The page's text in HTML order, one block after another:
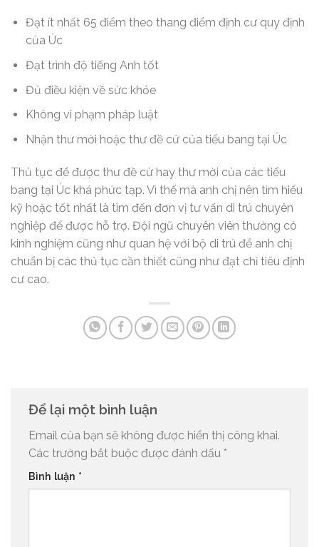
Đạt ít nhất 65 điểm theo thang điểm định cư quy định
của Úc
Đạt trình độ tiếng Anh tốt
Đủ điều kiện về sức khỏe
Không vi phạm pháp luật
Nhận thư mời hoặc thư đề cử của tiểu bang tại Úc
Thủ tục để được thư đề cử hay thư mời của các tiểu
bang tại Úc khá phức tạp. Vì thế mà anh chị nên tìm hiểu
kỹ hoặc tốt nhất là tìm đến đơn vị tư vấn di trú chuyên
nghiệp để được hỗ trợ. Đội ngũ chuyên viên thường có
kinh nghiệm cũng như quan hệ với bộ di trú để anh chị
chuẩn bị các thủ tục cần thiết cũng như đạt chỉ tiêu định
cư cao.
Để lại một bình luận
Email của bạn sẽ không được hiển thị công khai.
Các trường bắt buộc được đánh dấu *
Bình luận *